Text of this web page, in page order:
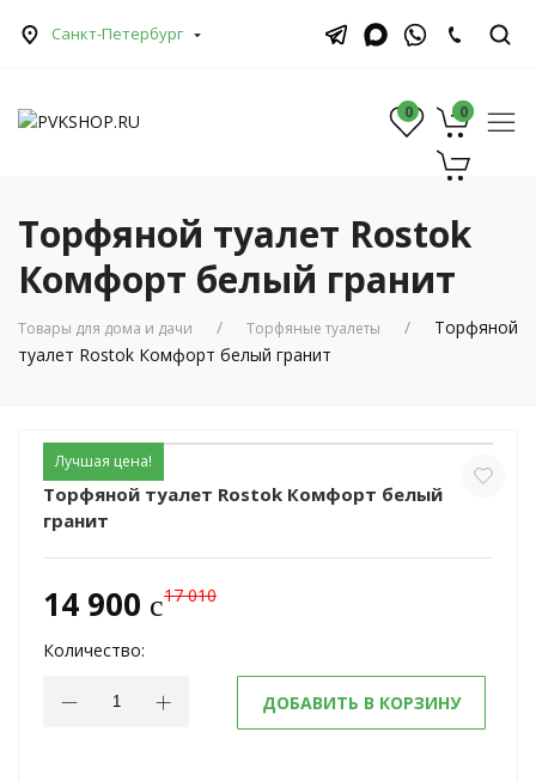
Санкт-Петербург
0 0
0
Торфяной туалет Rostok
Комфорт белый гранит
Товары для дома и дачи Торфяные туалеты
Торфяной
туалет Rostok Комфорт белый гранит
Лучшая цена!
Торфяной туалет Rostok Комфорт белый
гранит
14 900 c17 010
Количество:
ДОБАВИТЬ В КОРЗИНУ